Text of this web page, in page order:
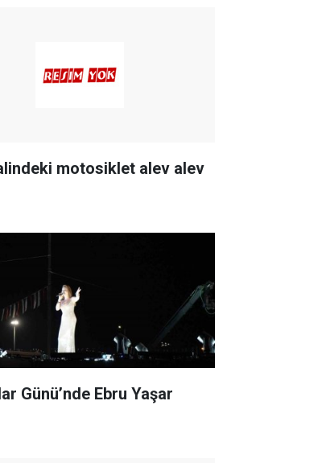
motosiklet alev alev
Günü’nde Ebru Yaşar